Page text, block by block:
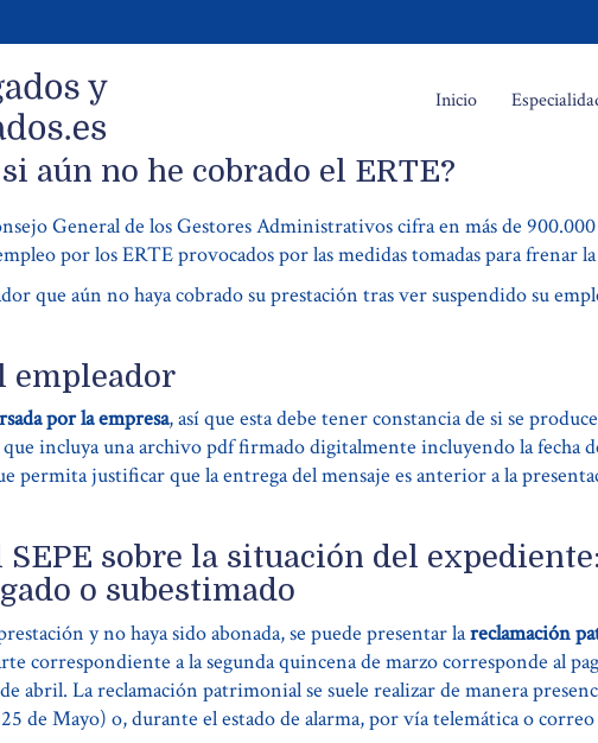
Inicio
aún no he cobrado el ERTE?
General de los Gestores Administrativos cifra en más de
por los ERTE provocados por las medidas tomadas para frenar
que aún no haya cobrado su prestación tras ver suspendido su
empleador
por la empresa, así que esta debe tener constancia de si se
incluya una archivo pdf firmado digitalmente incluyendo la fecha
justificar que la entrega del mensaje es anterior a la
SEPE sobre la situación del
o subestimado
y no haya sido abonada, se puede presentar lareclamación
correspondiente a la segunda quincena de marzo corresponde al
abril. La reclamación patrimonial se suele realizar de manera
de Mayo) o, durante el estado de alarma, por vía telemática o